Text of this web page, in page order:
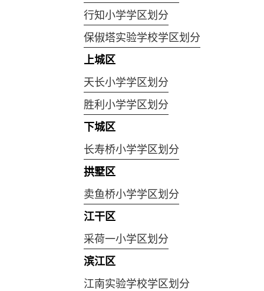
行知小学学区划分
保俶塔实验学校学区划分
上城区
天长小学学区划分
胜利小学学区划分
下城区
长寿桥小学学区划分
拱墅区
卖鱼桥小学学区划分
江干区
采荷一小学区划分
滨江区
江南实验学校学区划分